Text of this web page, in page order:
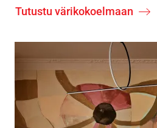
Tutustu värikokoelmaan